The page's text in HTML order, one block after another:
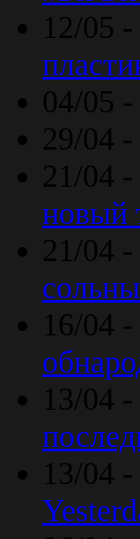
12/05 -
04/05 -
29/04 -
21/04 -
новый
21/04 -
16/04 -
13/04 -
13/04 -